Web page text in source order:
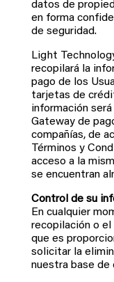
datos de
en forma
de seguridad.
Light
recopilará la
pago de los
tarjetas de
información
Gateway de
compañías, de
Términos y
acceso a la
se encuentran
Control de su
En cualquier
recopilación o el
que es
solicitar la
nuestra base de